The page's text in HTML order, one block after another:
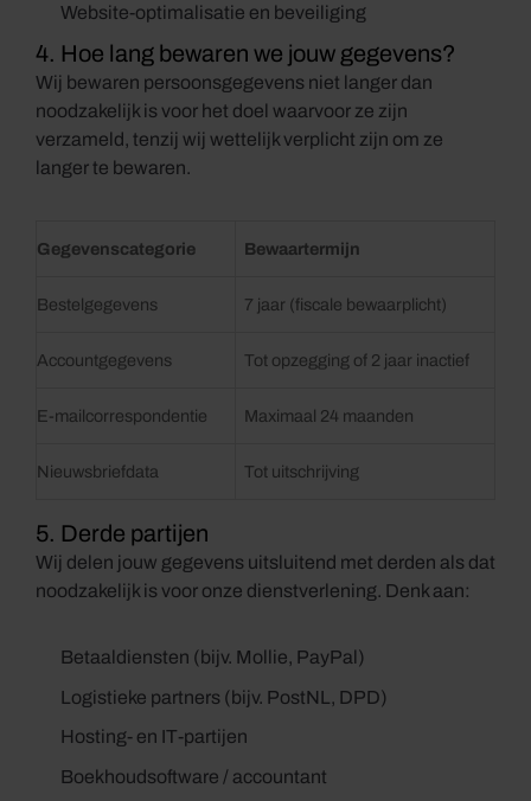
Website-optimalisatie en beveiliging
4. Hoe lang bewaren we jouw gegevens?
Wij bewaren persoonsgegevens niet langer dan
noodzakelijk is voor het doel waarvoor ze zijn
verzameld, tenzij wij wettelijk verplicht zijn om ze
langer te bewaren.
Gegevenscategorie Bewaartermijn
Bestelgegevens 7 jaar (fiscale bewaarplicht)
Accountgegevens Tot opzegging of 2 jaar inactief
E-mailcorrespondentie Maximaal 24 maanden
Nieuwsbriefdata Tot uitschrijving
5. Derde partijen
Wij delen jouw gegevens uitsluitend met derden als dat
noodzakelijk is voor onze dienstverlening. Denk aan:
Betaaldiensten (bijv. Mollie, PayPal)
Logistieke partners (bijv. PostNL, DPD)
Hosting- en IT-partijen
Boekhoudsoftware / accountant